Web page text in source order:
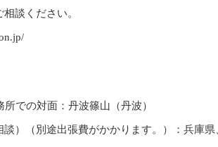
談ください。
所での対面：丹波篠山（丹波）
談）（別途出張費がかかります。）：兵庫県